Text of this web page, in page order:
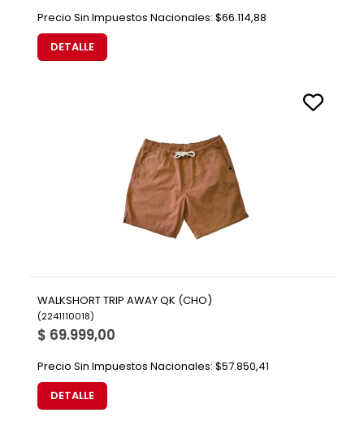
Precio Sin Impuestos Nacionales: $66.114,88
DETALLE
WALKSHORT TRIP AWAY QK (CHO)
(2241110018)
$ 69.999,00
Precio Sin Impuestos Nacionales: $57.850,41
DETALLE